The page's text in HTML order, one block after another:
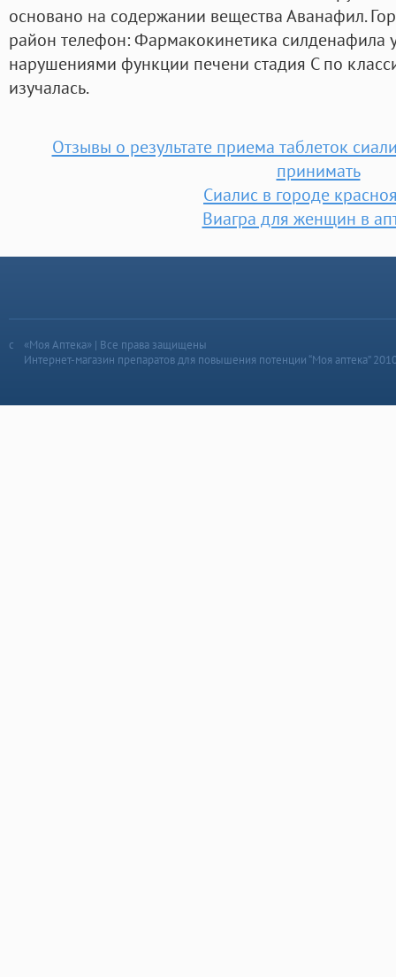
основано на содержании вещества Аванафил.
район телефон: Фармакокинетика силденафила
нарушениями функции печени стадия С по
изучалась.
Отзывы о результате приема таблеток
принимать
Сиалис в городе
Виагра для женщин в
«Моя Аптека» | Все права защищены
Интернет-магазин препаратов для повышения потенции “Моя аптека”